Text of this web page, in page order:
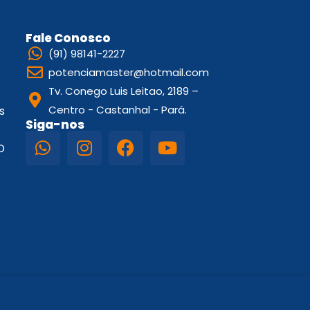
Fale Conosco
(91) 98141-2227
potenciamaster@hotmail.com
Tv. Conego Luis Leitao, 2189 –
Centro - Castanhal - Pará.
Siga-nos